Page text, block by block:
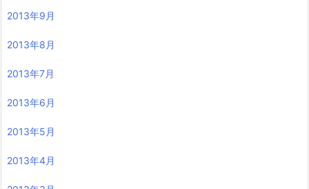
2013年9月
2013年8月
2013年7月
2013年6月
2013年5月
2013年4月